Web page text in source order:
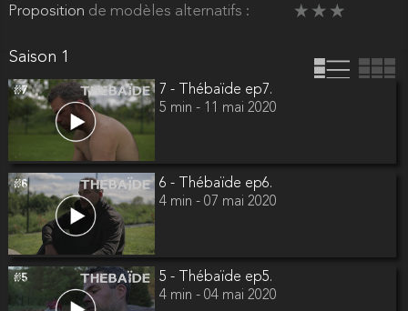
Proposition de modèles alternatifs :
Saison 1
7 - Thébaïde ep7.
5 min - 11 mai 2020
6 - Thébaïde ep6.
4 min - 07 mai 2020
5 - Thébaïde ep5.
4 min - 04 mai 2020